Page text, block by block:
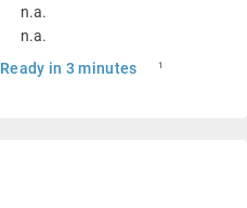
n.a.
n.a.
Ready in 3 minutes 1